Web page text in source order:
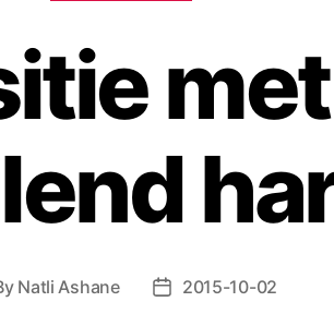
Natli Ashane
Post2015-10-02